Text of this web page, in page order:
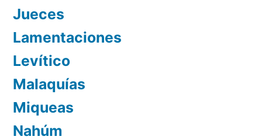
Jueces
Lamentaciones
Levítico
Malaquías
Miqueas
Nahúm